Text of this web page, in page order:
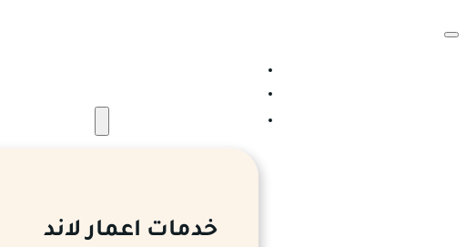
خدمات اعمار لاند